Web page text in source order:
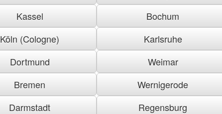
Kassel
Bochum
Köln (Cologne)
Karlsruhe
Dortmund
Weimar
Bremen
Wernigerode
Darmstadt
Regensburg